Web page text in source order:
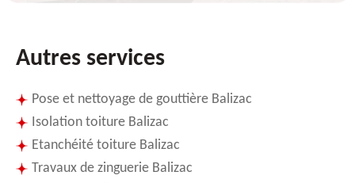
Autres services
Pose et nettoyage de gouttière Balizac
Isolation toiture Balizac
Etanchéité toiture Balizac
Travaux de zinguerie Balizac